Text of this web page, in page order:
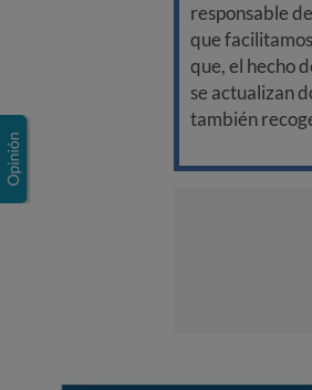
responsable
que
que, el hecho
se actualizan
también